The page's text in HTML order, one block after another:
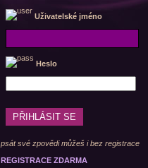
Uživatelské jméno
Heslo
psát své zpovědi můžeš i bez registrace
REGISTRACE ZDARMA